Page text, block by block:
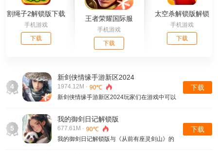
割绳子2解锁版下载
免费无限道具
手机游戏
下载
王者荣耀国际服
手机游戏
下载
太空杀解锁版解锁
全部皮肤
手机游戏
下载
4
新剑侠情缘手游新区2024
1974.12M · 90℃
新剑侠情缘手游新区2024玩家们在游戏中可以
的豪华礼包，还有玩家们升级奖励，都等你来
游戏中领取使用。游戏里面打造了十年经典的
玩法.....
下载
5
我的御剑日记解锁版
677.61M · 90℃
我的御剑日记解锁版与《从前有座灵剑山》的
下载